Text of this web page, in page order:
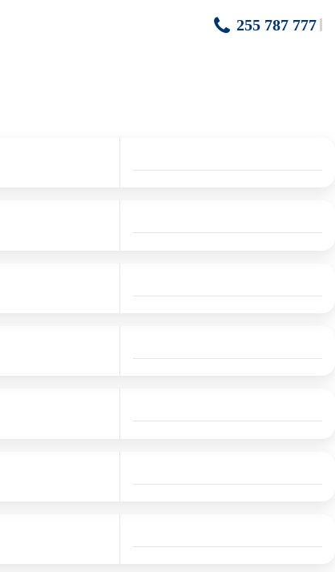
255 787 777